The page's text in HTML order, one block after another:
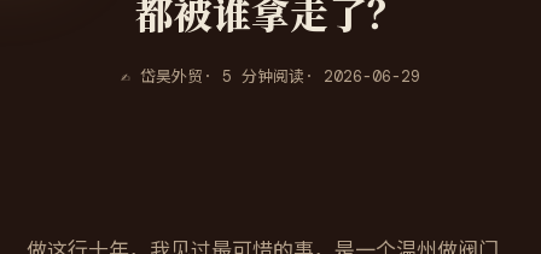
都被谁拿走了？
✍ 岱昊外贸 · 5 分钟阅读 · 2026-06-29